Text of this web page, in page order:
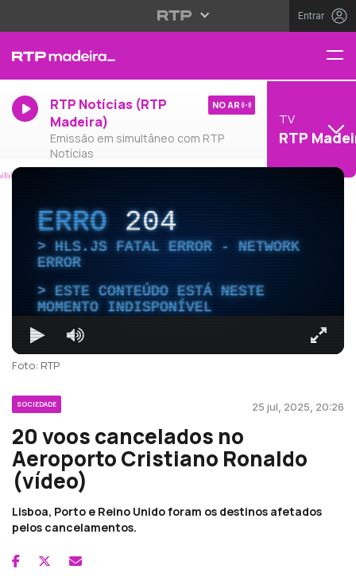
Entrar
RTP Notícias (RTP
Madeira)
Emissão em simultâneo com RTP
Notícias
NO AR
TV
RTP
ERRO204
HLS.JS FATAL ERROR - NETWORK
ERROR
ESTE CONTEÚDO ESTÁ NESTE
MOMENTO INDISPONÍVEL
Foto: RTP
SOCIEDADE 25 jul, 2025, 20:26
20 voos cancelados no
Aeroporto Cristiano Ronaldo
(vídeo)
Lisboa, Porto e Reino Unido foram os destinos afetados
pelos cancelamentos.